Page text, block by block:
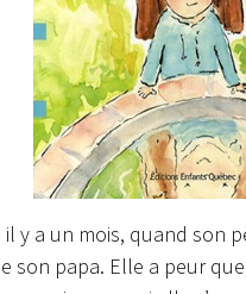
y a un mois, quand son
son papa. Elle a peur